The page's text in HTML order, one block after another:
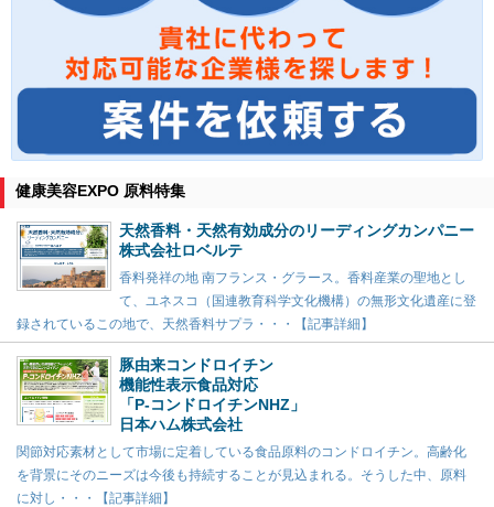
健康美容EXPO 原料特集
天然香料・天然有効成分のリーディングカンパニー
株式会社ロベルテ
香料発祥の地 南フランス・グラース。香料産業の聖地とし
て、ユネスコ（国連教育科学文化機構）の無形文化遺産に登
録されているこの地で、天然香料サプラ・・・【記事詳細】
豚由来コンドロイチン
機能性表示食品対応
「P-コンドロイチンNHZ」
日本ハム株式会社
関節対応素材として市場に定着している食品原料のコンドロイチン。高齢化
を背景にそのニーズは今後も持続することが見込まれる。そうした中、原料
に対し・・・【記事詳細】